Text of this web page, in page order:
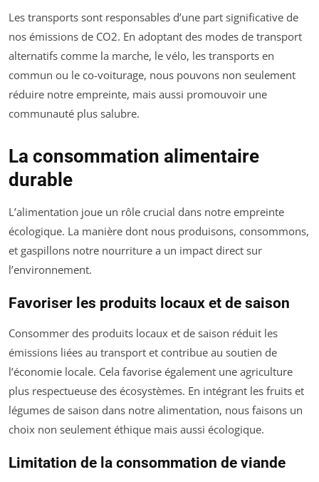
Les transports sont responsables d’une part significative de
nos émissions de CO2. En adoptant des modes de transport
alternatifs comme la marche, le vélo, les transports en
commun ou le co-voiturage, nous pouvons non seulement
réduire notre empreinte, mais aussi promouvoir une
communauté plus salubre.
La consommation alimentaire
durable
L’alimentation joue un rôle crucial dans notre empreinte
écologique. La manière dont nous produisons, consommons,
et gaspillons notre nourriture a un impact direct sur
l’environnement.
Favoriser les produits locaux et de saison
Consommer des produits locaux et de saison réduit les
émissions liées au transport et contribue au soutien de
l’économie locale. Cela favorise également une agriculture
plus respectueuse des écosystèmes. En intégrant les fruits et
légumes de saison dans notre alimentation, nous faisons un
choix non seulement éthique mais aussi écologique.
Limitation de la consommation de viande